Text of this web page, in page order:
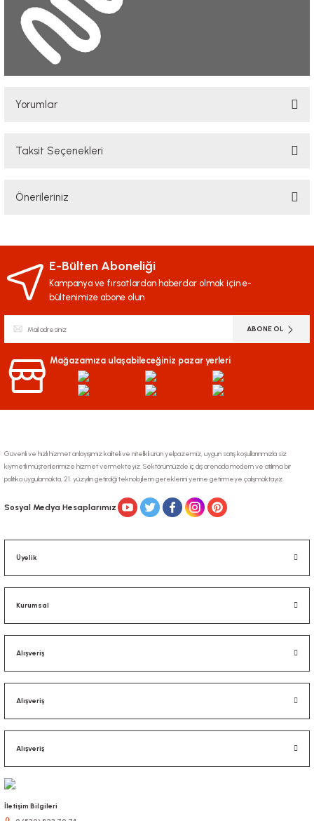
Yorumlar
Taksit Seçenekleri
Önerileriniz
iletebilirsiniz.
Görüş ve önerileriniz için teşekkür ederiz.
Ürün açıklamasında eksik bilgiler bulunuyor.
Ürün fiyatı diğer sitelerden daha pahalı.
Bu ürüne benzer farklı alternatifler olmalı.
Gönder
E-Bülten Aboneliği
Kampanya ve fırsatlardan haberdar olmak için e-
bültenimize abone olun
ABONE OL
Mağazamıza ulaşabileceğiniz pazar yerleri
Güvenli ve hızlı hizmet anlayışımız kaliteli ve nitelikli ürün yelpazemiz, uygun satış koşullarınmızla siz
kıymetli müşterilerimize hizmet vermekteyiz. Sektörümüzde iç dış arenada modern ve atılımcı bir
politika uygulamakta, 21. yüzyılın getirdiği teknolojilerin gereklerini yerine getirmeye çalışmaktayız.
Sosyal Medya Hesaplarımız
Üyelik
Kurumsal
Alışveriş
Alışveriş
Alışveriş
İletişim Bilgileri